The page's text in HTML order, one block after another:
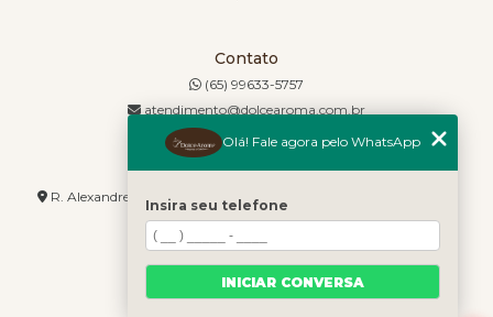
Contato
(65) 99633-5757
atendimento@dolcearoma.com.br
Endereço
R. Alexandre de Barros, 1730 - Jordão - Cuiabá - MT - 78085-636
Olá! Fale agora pelo WhatsApp
Insira seu telefone
INICIAR CONVERSA